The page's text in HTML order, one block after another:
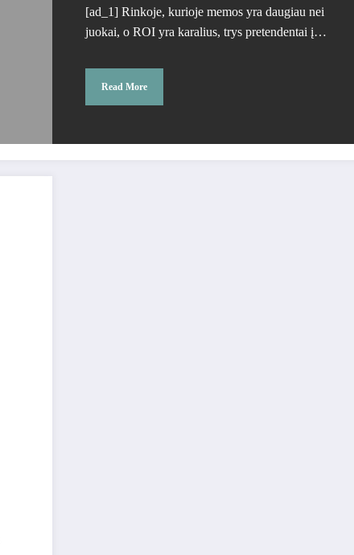
[ad_1] Rinkoje, kurioje memos yra daugiau nei
juokai, o ROI yra karalius, trys pretendentai į…
Read More